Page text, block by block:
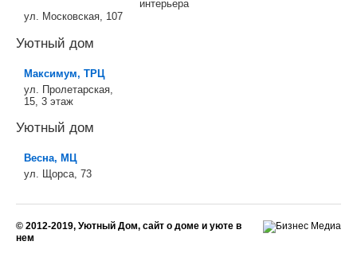
ул. Московская, 107
Уютный дом
Максимум, ТРЦ
ул. Пролетарская,
15, 3 этаж
Уютный дом
Весна, МЦ
ул. Щорса, 73
интерьера
© 2012-2019, Уютный Дом, сайт о доме и уюте в
нем